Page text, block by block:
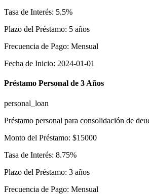
Tasa de Interés: 5.5%
Plazo del Préstamo: 5 años
Frecuencia de Pago: Mensual
Fecha de Inicio: 2024-01-01
Préstamo Personal de 3 Años
personal_loan
Préstamo personal para consolidación de
Monto del Préstamo: $15000
Tasa de Interés: 8.75%
Plazo del Préstamo: 3 años
Frecuencia de Pago: Mensual